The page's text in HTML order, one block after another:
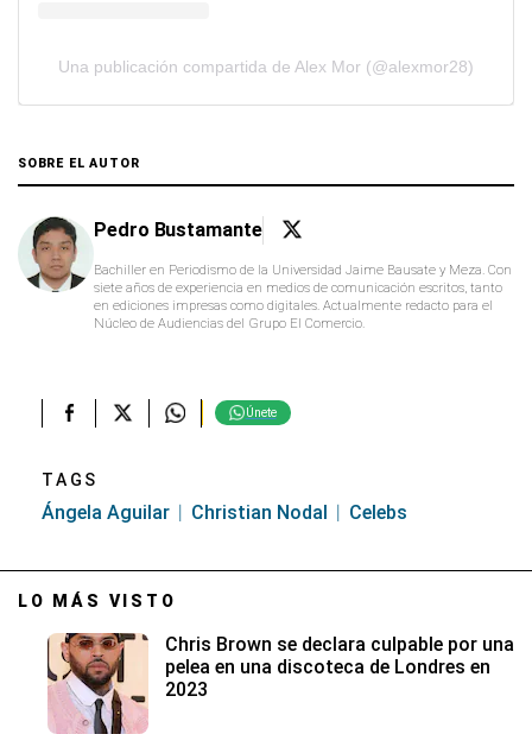
Una publicación compartida de Alex Mor (@alexmor28)
SOBRE EL AUTOR
Pedro Bustamante
Bachiller en Periodismo de la Universidad Jaime Bausate y Meza. Con
siete años de experiencia en medios de comunicación escritos, tanto
en ediciones impresas como digitales. Actualmente redacto para el
Núcleo de Audiencias del Grupo El Comercio.
Únete
TAGS
Ángela Aguilar Christian Nodal Celebs
LO MÁS VISTO
Chris Brown se declara culpable por una
pelea en una discoteca de Londres en
2023